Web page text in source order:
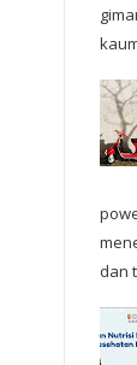
dan